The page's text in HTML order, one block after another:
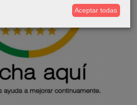
Aceptar todas